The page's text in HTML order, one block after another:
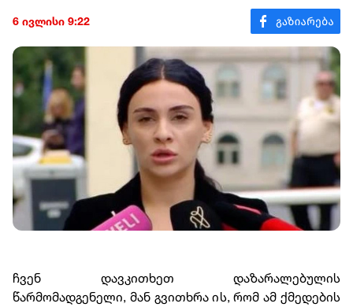
6 ივლისი 9:22
ჩვენ დავკითხეთ დაზარალებულის
წარმომადგენელი, მან გვითხრა ის, რომ ამ ქმედების